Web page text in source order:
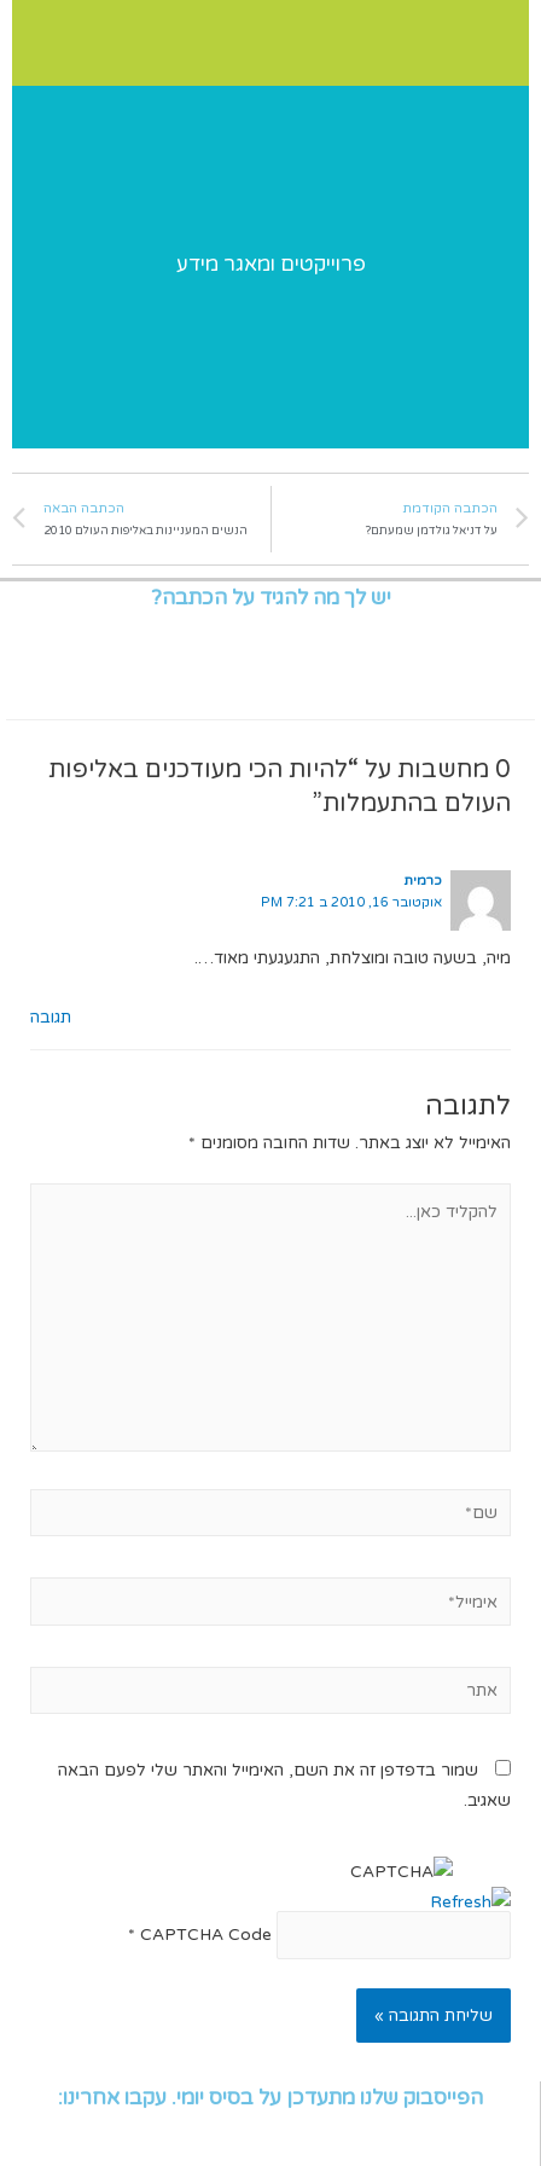
פרוייקטים ומאגר מידע
הכתבה הקודמת
על דניאל גולדמן שמעתם?
הכתבה הבאה
הנשים המעניינות באליפות העולם 2010
יש לך מה להגיד על הכתבה?
0 מחשבות על “להיות הכי מעודכנים באליפות
העולם בהתעמלות”
כרמית
אוקטובר 16, 2010 ב 7:21 PM
מיה, בשעה טובה ומוצלחת, התגעגעתי מאוד….
תגובה
לתגובה
האימייל לא יוצג באתר.שדות החובה מסומנים*
שמור בדפדפן זה את השם, האימייל והאתר שלי לפעם הבאה
שאגיב.
CAPTCHA Code
*
הפייסבוק שלנו מתעדכן על בסיס יומי. עקבו אחרינו: